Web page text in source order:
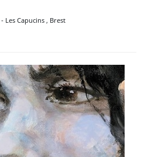
Les Capucins , Brest